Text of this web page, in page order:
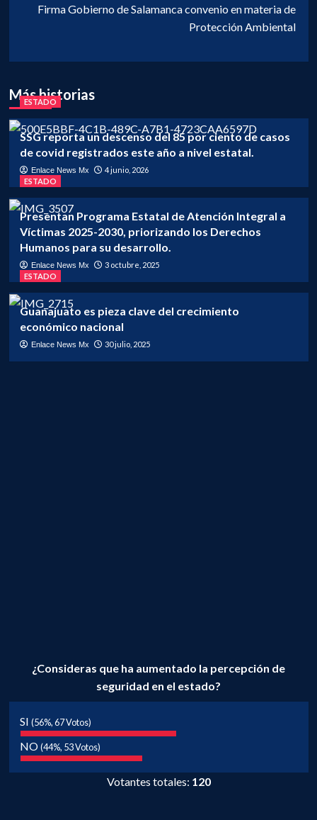
Firma Gobierno de Salamanca convenio en materia de
Protección Ambiental
Más historias
ESTADO
SSG reporta un descenso del 85 por ciento de casos
de covid registrados este año a nivel estatal.
Enlace News Mx
4 junio, 2026
ESTADO
Presentan Programa Estatal de Atención Integral a
Víctimas 2025-2030, priorizando los Derechos
Humanos para su desarrollo.
Enlace News Mx
3 octubre, 2025
ESTADO
Guanajuato es pieza clave del crecimiento
económico nacional
Enlace News Mx 30 julio, 2025
¿Consideras que ha aumentado la percepción de
seguridad en el estado?
SI (56%, 67 Votos)
NO(44%, 53 Votos)
Votantes totales: 120